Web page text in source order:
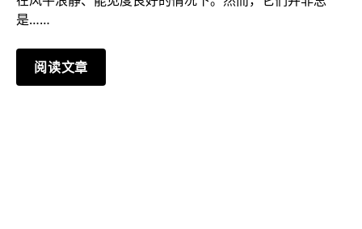
是……
阅读文章